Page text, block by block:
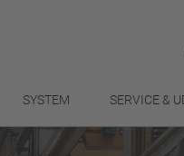
SYSTEM SERVICE &